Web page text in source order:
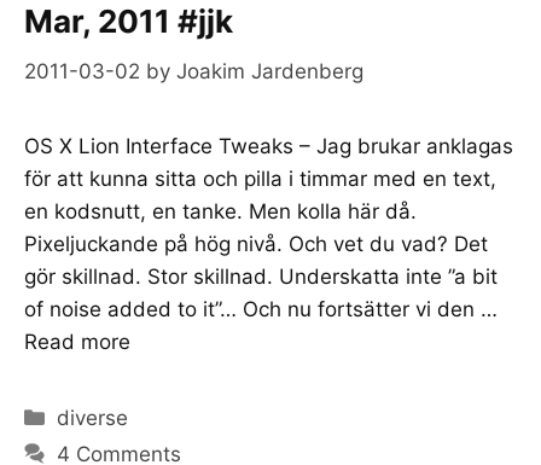
Mar, 2011 #jjk
2011-03-02 by Joakim Jardenberg
OS X Lion Interface Tweaks – Jag brukar anklagas
för att kunna sitta och pilla i timmar med en text,
en kodsnutt, en tanke. Men kolla här då.
Pixeljuckande på hög nivå. Och vet du vad? Det
gör skillnad. Stor skillnad. Underskatta inte ”a bit
of noise added to it”… Och nu fortsätter vi den …
Read more
Categories
diverse
4 Comments